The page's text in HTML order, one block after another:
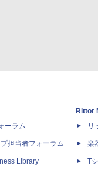
ーラム
担当者フォーラム
Library
Rittor
リ
楽
T